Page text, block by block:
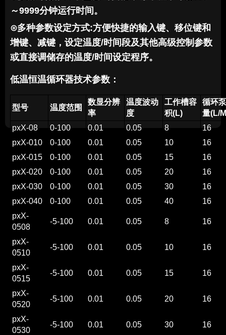
～9999分钟运行时间。
⊙多种参数设定方式:方便快捷的输入键、移位键和
增键、减键，设定温度/时间段及其他高级控制参数
或直接调储存的温度/时间设定程序。
低温恒温循环器技术参数：
型号 温度范围
数显分辨
率
温度波动
度
工作槽容
积(L)
循环
量(L/
pxX-08
0-100 0.01 0.05 8
16
pxX-010
0-100 0.01 0.05 10
16
pxX-015
0-100 0.01 0.05 15
16
pxX-020
0-100 0.01 0.05 20
16
pxX-030
0-100 0.01 0.05 30
16
pxX-040
0-100 0.01 0.05 40
16
pxX-
0508
-5-100 0.01 0.05 8 16
pxX-
0510
-5-100 0.01 0.05 10 16
pxX-
0515
-5-100 0.01 0.05 15 16
pxX-
0520
-5-100 0.01 0.05 20 16
pxX-
0530
-5-100 0.01 0.05 30 16